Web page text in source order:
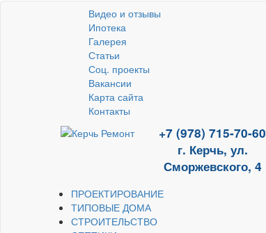
Видео и отзывы
Ипотека
Галерея
Статьи
Соц. проекты
Вакансии
Карта сайта
Контакты
+7 (978) 715-70-60
г. Керчь, ул.
Сморжевского, 4
ПРОЕКТИРОВАНИЕ
ТИПОВЫЕ ДОМА
СТРОИТЕЛЬСТВО